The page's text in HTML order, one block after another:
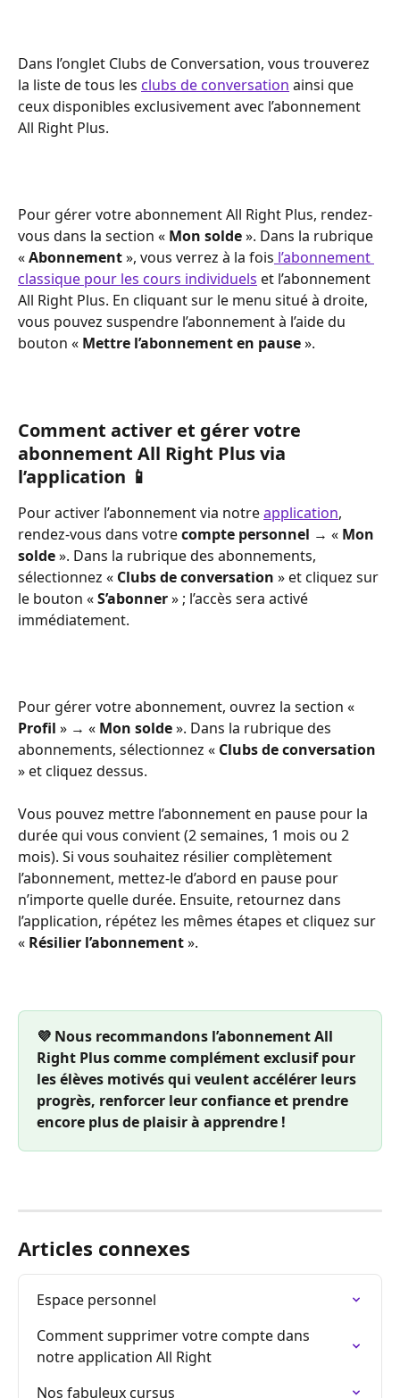
Dans l’onglet Clubs de Conversation, vous trouverez
la liste de tous les clubs de conversation ainsi que
ceux disponibles exclusivement avec l’abonnement
All Right Plus.
Pour gérer votre abonnement All Right Plus, rendez-
vous dans la section « Mon solde ». Dans la rubrique
« Abonnement », vous verrez à la fois l’abonnement
classique pour les cours individuels et l’abonnement
All Right Plus. En cliquant sur le menu situé à droite,
vous pouvez suspendre l’abonnement à l’aide du
bouton « Mettre l’abonnement en pause ».
Comment activer et gérer votre
abonnement All Right Plus via
l’application 📱
Pour activer l’abonnement via notre application,
rendez-vous dans votre compte personnel → « Mon
solde ». Dans la rubrique des abonnements,
sélectionnez « Clubs de conversation » et cliquez sur
le bouton « S’abonner » ; l’accès sera activé
immédiatement.
Pour gérer votre abonnement, ouvrez la section «
Profil » → « Mon solde ». Dans la rubrique des
abonnements, sélectionnez « Clubs de conversation
» et cliquez dessus.
Vous pouvez mettre l’abonnement en pause pour la
durée qui vous convient (2 semaines, 1 mois ou 2
mois). Si vous souhaitez résilier complètement
l’abonnement, mettez-le d’abord en pause pour
n’importe quelle durée. Ensuite, retournez dans
l’application, répétez les mêmes étapes et cliquez sur
« Résilier l’abonnement ».
💜 Nous recommandons l’abonnement All
Right Plus comme complément exclusif pour
les élèves motivés qui veulent accélérer leurs
progrès, renforcer leur confiance et prendre
encore plus de plaisir à apprendre !
Articles connexes
Espace personnel
Comment supprimer votre compte dans
notre application All Right
Nos fabuleux cursus